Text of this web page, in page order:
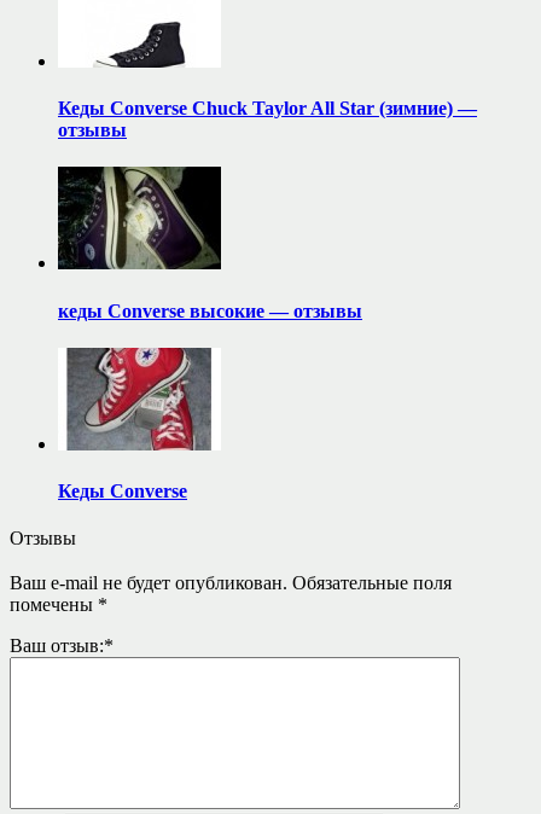
Кеды Converse Chuck Taylor All Star (зимние) —
отзывы
кеды Converse высокие — отзывы
Кеды Converse
Отзывы
Ваш e-mail не будет опубликован. Обязательные поля
помечены *
Ваш отзыв:*